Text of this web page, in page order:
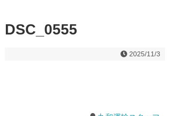
DSC_0555
2025/11/3